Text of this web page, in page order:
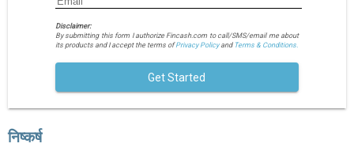
Disclaimer:
By submitting this form I authorize Fincash.com to call/SMS/email me about
its products and I accept the terms ofPrivacy Policyand Terms & Conditions.
Get Started
निष्कर्ष